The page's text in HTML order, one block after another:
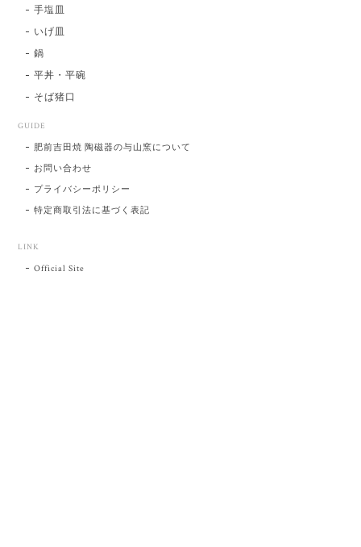
手塩皿
いげ皿
鍋
平丼・平碗
そば猪口
GUIDE
肥前吉田焼 陶磁器の与山窯について
お問い合わせ
プライバシーポリシー
特定商取引法に基づく表記
LINK
Official Site